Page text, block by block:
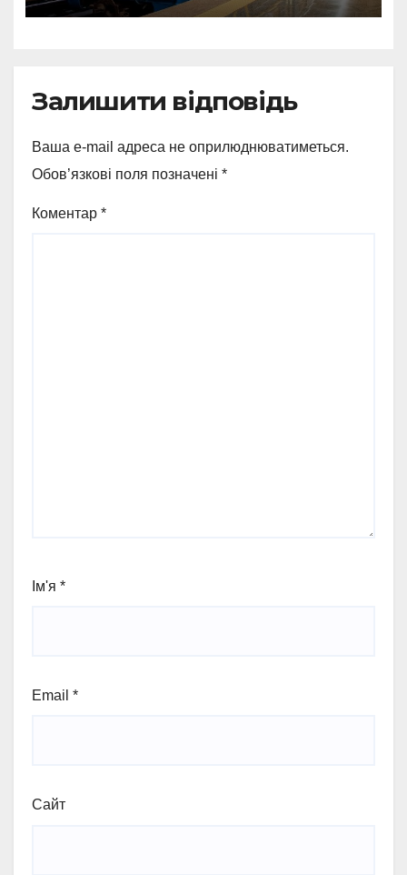
Залишити відповідь
Ваша e-mail адреса не оприлюднюватиметься.
Обов’язкові поля позначені *
Коментар *
Ім'я *
Email *
Сайт